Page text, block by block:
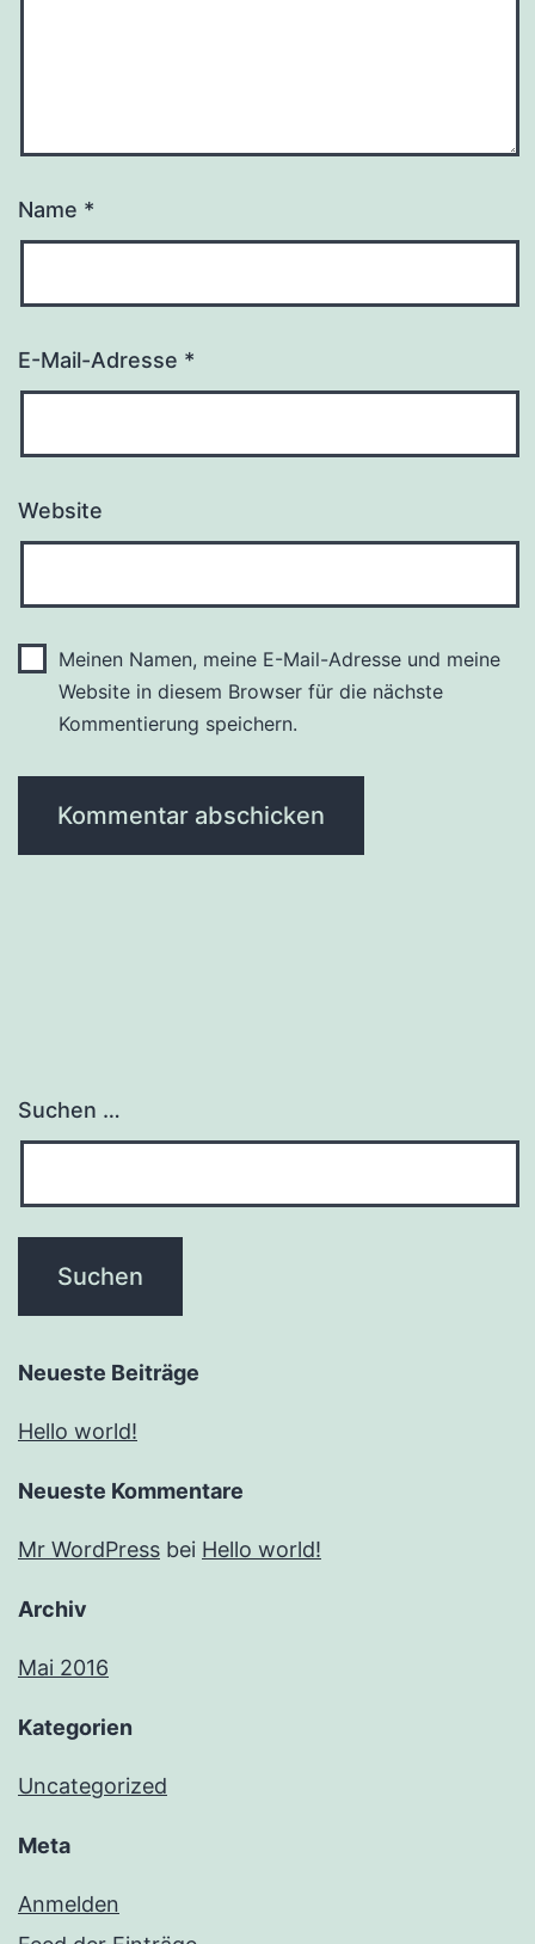
Name *
E-Mail-Adresse *
Website
Meinen Namen, meine E-Mail-Adresse und meine
Website in diesem Browser für die nächste
Kommentierung speichern.
Suchen …
Neueste Beiträge
Hello world!
Neueste Kommentare
Mr WordPress bei Hello world!
Archiv
Mai 2016
Kategorien
Uncategorized
Meta
Anmelden